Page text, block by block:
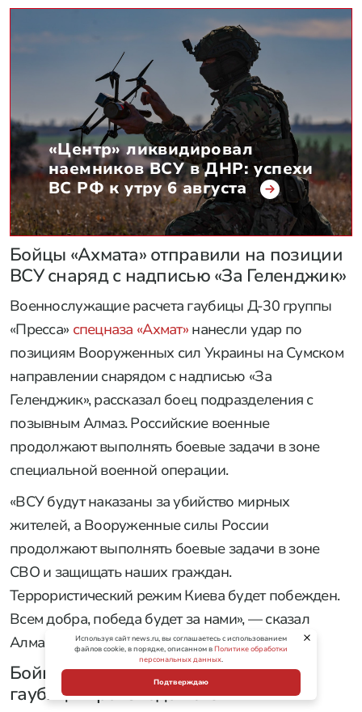
«Центр» ликвидировал
наемников ВСУ в ДНР: успехи
ВС РФ к утру 6 августа
Бойцы «Ахмата» отправили на позиции
ВСУ снаряд с надписью «За Геленджик»
Военнослужащие расчета гаубицы Д-30 группы
«Пресса» спецназа «Ахмат» нанесли удар по
позициям Вооруженных сил Украины на Сумском
направлении снарядом с надписью «За
Геленджик», рассказал боец подразделения с
позывным Алмаз. Российские военные
продолжают выполнять боевые задачи в зоне
специальной военной операции.
«ВСУ будут наказаны за убийство мирных
жителей, а Вооруженные силы России
продолжают выполнять боевые задачи в зоне
СВО и защищать наших граждан.
Террористический режим Киева будет побежден.
Всем добра, победа будет за нами», — сказал
Алмаз.
Бойцы «Востока» уничтожили три
гаубицы производства США
Используя сайт news.ru, вы соглашаетесь с использованием
файлов cookie, в порядке, описанном вПолитике обработки
персональных данных.
Подтверждаю